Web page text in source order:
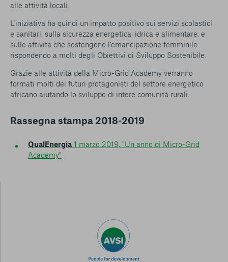
alle attività locali.
L'iniziativa ha quindi un impatto positivo sui servizi scolastici
e sanitari, sulla sicurezza energetica, idrica e alimentare, e
sulle attività che sostengono l’emancipazione femminile
rispondendo a molti degli Obiettivi di Sviluppo Sostenibile.
Grazie alle attività della Micro-Grid Academy verranno
formati molti dei futuri protagonisti del settore energetico
africano aiutando lo sviluppo di intere comunità rurali.
Rassegna stampa 2018-2019
QualEnergia 1 marzo 2019, "Un anno di Micro-Grid
Academy"